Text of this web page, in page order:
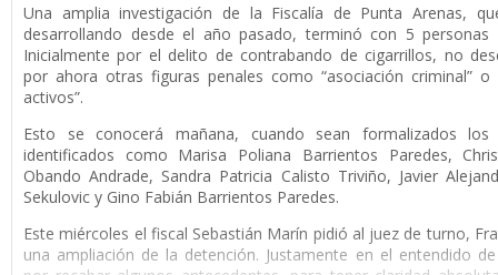
Una amplia investigación de la Fiscalía de Punta Arenas,
desarrollando desde el año pasado, terminó con 5 personas
Inicialmente por el delito de contrabando de cigarrillos, no
por ahora otras figuras penales como “asociación criminal” o
activos”.
Esto se conocerá mañana, cuando sean formalizados los
identificados como Marisa Poliana Barrientos Paredes,
Obando Andrade, Sandra Patricia Calisto Triviño, Javier
Sekulovic y Gino Fabián Barrientos Paredes.
Este miércoles el fiscal Sebastián Marín pidió al juez de turno,
una ampliación de la detención. Justamente en el entendido